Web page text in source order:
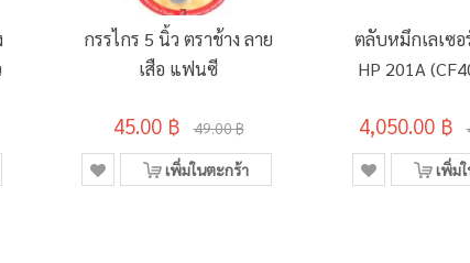
กรรไกร 5 นิ้ว ตราช้าง ลาย
เสือ แฟนซี
45.00 ฿ 49.00 ฿
เพิ่มในตะกร้า
ตลับหมึกเลเซอ
HP 201A
4,050.00 ฿
เพิ่ม